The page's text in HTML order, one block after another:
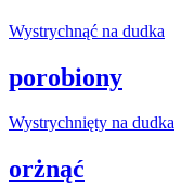
Wystrychnąć na dudka
porobiony
Wystrychnięty na dudka
orżnąć